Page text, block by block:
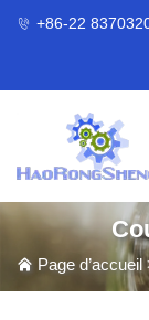
+86-22
Page d’accueil